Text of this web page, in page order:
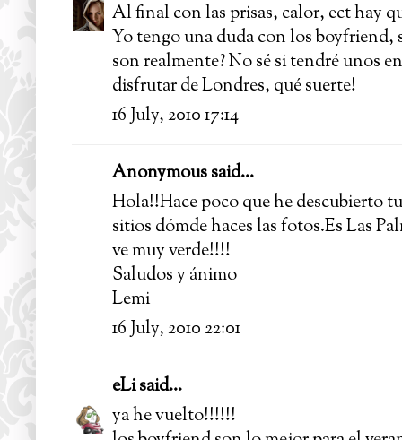
Al final con las prisas, calor, ect hay
Yo tengo una duda con los boyfriend,
son realmente? No sé si tendré unos
disfrutar de Londres, qué suerte!
16 July, 2010 17:14
Anonymous said...
Hola!!Hace poco que he descubierto
sitios dómde haces las fotos.Es Las
ve muy verde!!!!
Saludos y ánimo
Lemi
16 July, 2010 22:01
eLisaid...
ya he vuelto!!!!!!